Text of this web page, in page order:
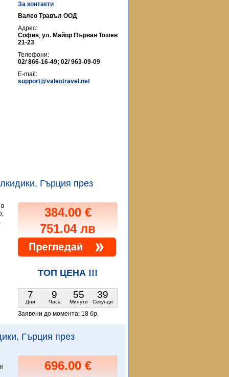
За контакти
Валео Травъл ООД
Адрес:
София, ул. Майор Първан Тошев
21-23
Телефони:
02/ 866-16-49; 02/ 963-09-09
E-mail:
support@valeotravel.net
Гърция през
384.00 €
751.04 лв
ТОП ЦЕНА !!!
7
Дни
9
Часа
55
Минути
38
Секунди
Заявени до момента: 18 бр.
Гърция през
696.00 €